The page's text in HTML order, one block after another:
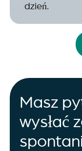
dzień.
Masz
wysłać